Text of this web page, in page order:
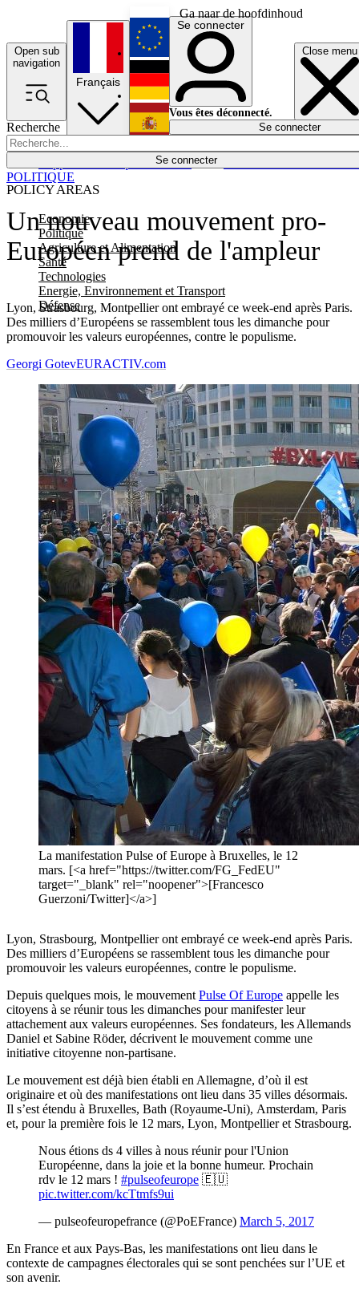
Ga naar de hoofdinhoud
Open sub
navigation
Close menu
Recherche
Se connecter
POLICY AREAS
Economie
Politique
Agriculture et Alimentation
Santé
Technologies
Energie, Environnement et Transport
Défense
Économie
Français
English
Deutsch
Español
Se connecter
Vous êtes déconnecté.
Se connecter
Un nouveau mouvement pro-
Européen prend de l'ampleur
Lyon, Strasbourg, Montpellier ont embrayé ce week-end après Paris.
Des milliers d’Européens se rassemblent tous les dimanche pour
promouvoir les valeurs européennes, contre le populisme.
POLITIQUE
Georgi GotevEURACTIV.com
La manifestation Pulse of Europe à Bruxelles, le 12
mars. [<a href="https://twitter.com/FG_FedEU"
target="_blank" rel="noopener">[Francesco
Guerzoni/Twitter]</a>]
Lyon, Strasbourg, Montpellier ont embrayé ce week-end après Paris.
Des milliers d’Européens se rassemblent tous les dimanche pour
promouvoir les valeurs européennes, contre le populisme.
Depuis quelques mois, le mouvement Pulse Of Europe appelle les
citoyens à se réunir tous les dimanches pour manifester leur
attachement aux valeurs européennes. Ses fondateurs, les Allemands
Daniel et Sabine Röder, décrivent le mouvement comme une
initiative citoyenne non-partisane.
Le mouvement est déjà bien établi en Allemagne, d’où il est
originaire et où des manifestations ont lieu dans 35 villes désormais.
Il s’est étendu à Bruxelles, Bath (Royaume-Uni), Amsterdam, Paris
et, pour la première fois le 12 mars, Lyon, Montpellier et Strasbourg.
Nous étions ds 4 villes à nous réunir pour l'Union
Européenne, dans la joie et la bonne humeur. Prochain
rdv le 12 mars ! #pulseofeurope 🇪🇺
pic.twitter.com/kcTtmfs9ui
— pulseofeuropefrance (@PoEFrance) March 5, 2017
En France et aux Pays-Bas, les manifestations ont lieu dans le
contexte de campagnes électorales qui se sont penchées sur l’UE et
son avenir.